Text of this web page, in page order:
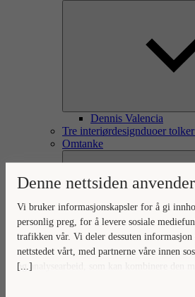
Denne nettsiden
[...]
Vi bruker informasjonskapsler for å gi
personlig preg, for å levere sosiale
trafikken vår. Vi deler dessuten
nettstedet vårt, med partnerne våre innen
og analysearbeid, som kan kombinere den
Dennis Valencia
Tre interiørdesignduoer
Omtanke